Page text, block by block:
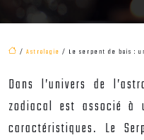
/ Astrologie / Le serpent de bois :
Dans l’univers de
zodiacal est associé à
caractéristiques. Le